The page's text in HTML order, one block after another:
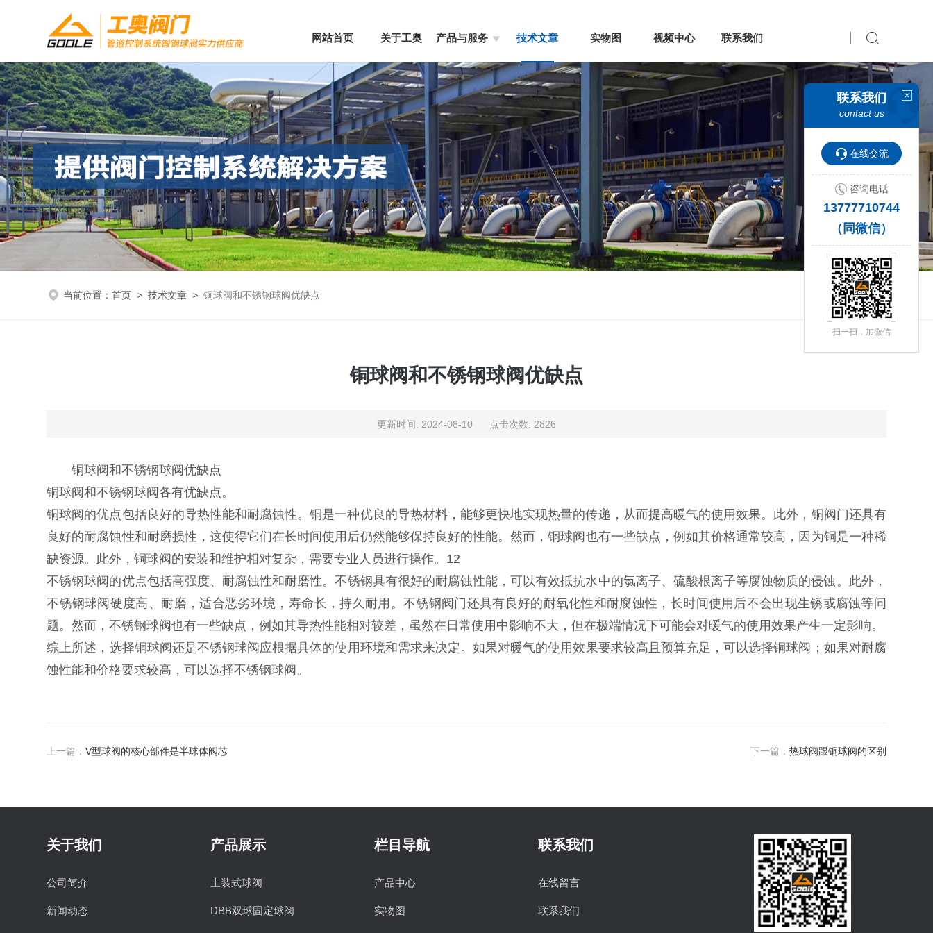
网站首页 关于工奥 产品与服务 技术文章 实物图 视频中心 联系我们
当前位置：首页 >技术文章 >铜球阀和不锈钢球阀优缺点
铜球阀和不锈钢球阀优缺点
更新时间: 2024-08-10 点击次数: 2826
铜球阀和不锈钢球阀优缺点
铜球阀和不锈钢球阀各有优缺点。‌
铜球阀的优点包括良好的导热性能和耐腐蚀性。‌铜是一种优良的导热材料，‌能够更快地实现热量的传递，‌从而提高暖气的使用效果。‌此外，‌铜阀门还具有
良好的耐腐蚀性和耐磨损性，‌这使得它们在长时间使用后仍然能够保持良好的性能。‌然而，‌铜球阀也有一些缺点，‌例如其价格通常较高，‌因为铜是一种稀
缺资源。‌此外，‌铜球阀的安装和维护相对复杂，‌需要专业人员进行操作。‌‌12
不锈钢球阀的优点包括高强度、‌耐腐蚀性和耐磨性。‌不锈钢具有很好的耐腐蚀性能，‌可以有效抵抗水中的氯离子、‌硫酸根离子等腐蚀物质的侵蚀。‌此外，‌
不锈钢球阀硬度高、‌耐磨，‌适合恶劣环境，‌寿命长，‌持久耐用。‌不锈钢阀门还具有良好的耐氧化性和耐腐蚀性，‌长时间使用后不会出现生锈或腐蚀等问
题。‌然而，‌不锈钢球阀也有一些缺点，‌例如其导热性能相对较差，‌虽然在日常使用中影响不大，‌但在极端情况下可能会对暖气的使用效果产生一定影响。‌‌
综上所述，‌选择铜球阀还是不锈钢球阀应根据具体的使用环境和需求来决定。‌如果对暖气的使用效果要求较高且预算充足，‌可以选择铜球阀；‌如果对耐腐
蚀性能和价格要求较高，‌可以选择不锈钢球阀。‌‌
上一篇：V型球阀的核心部件是半球体阀芯 下一篇： 热球阀跟铜球阀的区别
关于我们
公司简介
新闻动态
产品展示
上装式球阀
DBB双球固定球阀
栏目导航
产品中心
实物图
联系我们
在线留言
联系我们
联系我们
contact us
在线交流
咨询电话
13777710744
（同微信）
扫一扫， 加微信